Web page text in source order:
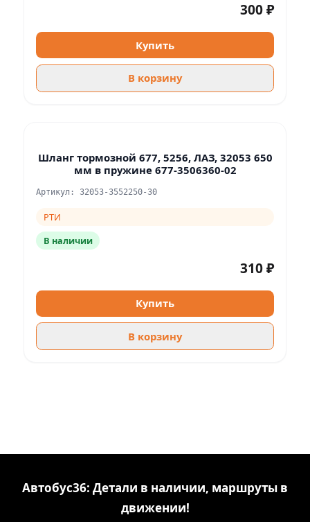
300 ₽
Купить
В корзину
Шланг тормозной 677, 5256, ЛАЗ, 32053 650
мм в пружине 677-3506360-02
Артикул: 32053-3552250-30
РТИ
В наличии
310 ₽
Купить
В корзину
Автобус36: Детали в наличии, маршруты в
движении!